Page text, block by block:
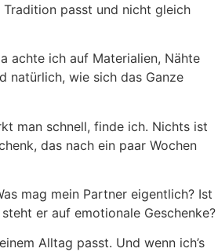
passt und nicht gleich
achte ich auf Materialien, Nähte
natürlich, wie sich das Ganze
man schnell, finde ich. Nichts ist
das nach ein paar Wochen
mag mein Partner eigentlich? Ist
er auf emotionale Geschenke?
Alltag passt. Und wenn ich’s